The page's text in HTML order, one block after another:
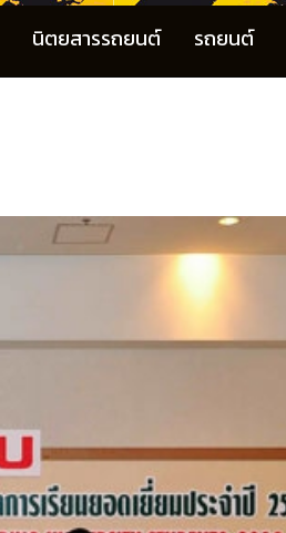
นิตยสารรถยนต์ รถยนต์